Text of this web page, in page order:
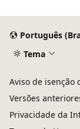
Português
Tema
Aviso de isenção
Versões
Privacidade da